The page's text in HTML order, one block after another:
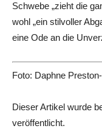
Schwebe „zieht die
wohl „ein stilvoller
eine Ode an die
Foto: Daphne
Dieser Artikel wurde
veröffentlicht.